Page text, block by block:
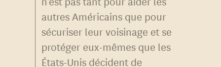
autres Américains que pour
sécuriser leur voisinage et se
protéger eux-mêmes que les
États-Unis décident de